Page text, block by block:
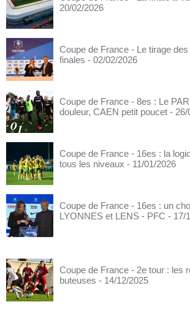
20/02/2026
Coupe de France - Le tirage
finales - 02/02/2026
Coupe de France - 8es : Le
douleur, CAEN petit poucet - 26/
Coupe de France - 16es : la
tous les niveaux - 11/01/2026
Coupe de France - 16es : un
LYONNES et LENS - PFC - 17/
Coupe de France - 2e tour : les
buteuses - 14/12/2025